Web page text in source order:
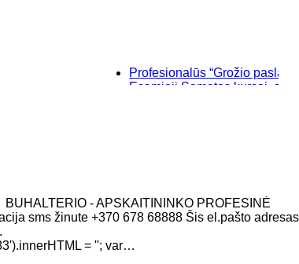
Profesionalūs “Grožio paslaptys”,
Esamieji Sąmatos kursai, su
- APSKAITININKO PROFESINĖ
sms žinute +370 678 68888 Šis el.pašto
= ''; var…